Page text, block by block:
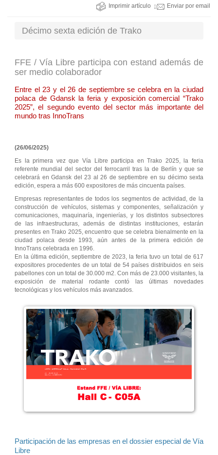
Imprimir artículo Enviar por email
Décimo sexta edición de Trako
FFE / Vía Libre participa con estand además de
ser medio colaborador
Entre el 23 y el 26 de septiembre se celebra en la ciudad
polaca de Gdansk la feria y exposición comercial “Trako
2025”, el segundo evento del sector más importante del
mundo tras InnoTrans
(26/06/2025)
Es la primera vez que Vía Libre participa en Trako 2025, la feria
referente mundial del sector del ferrocarril tras la de Berlín y que se
celebrará en Gdansk del 23 al 26 de septiembre en su décimo sexta
edición, espera a más 600 expositores de más cincuenta países.
Empresas representantes de todos los segmentos de actividad, de la
construcción de vehículos, sistemas y componentes, señalización y
comunicaciones, maquinaría, ingenierías, y los distintos subsectores
de las infraestructuras, además de distintas instituciones, estarán
presentes en Trako 2025, encuentro que se celebra bienalmente en la
ciudad polaca desde 1993, aún antes de la primera edición de
InnoTrans celebrada en 1996.
En la última edición, septiembre de 2023, la feria tuvo un total de 617
expositores procedentes de un total de 54 países distribuidos en seis
pabellones con un total de 30.000 m2. Con más de 23.000 visitantes, la
exposición de material rodante contó las últimas novedades
tecnológicas y los vehículos más avanzados.
Participación de las empresas en el dossier especial de Vía
Libre